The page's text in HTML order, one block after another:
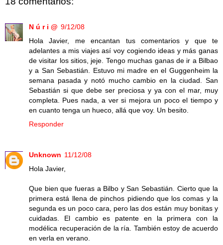
N ú r i @ 9/12/08
Hola Javier, me encantan tus comentarios y que te
adelantes a mis viajes así voy cogiendo ideas y más ganas
de visitar los sitios, jeje. Tengo muchas ganas de ir a Bilbao
y a San Sebastián. Estuvo mi madre en el Guggenheim la
semana pasada y notó mucho cambio en la ciudad. San
Sebastián si que debe ser preciosa y ya con el mar, muy
completa. Pues nada, a ver si mejora un poco el tiempo y
en cuanto tenga un hueco, allá que voy. Un besito.
Responder
Unknown 11/12/08
Hola Javier,
Que bien que fueras a Bilbo y San Sebastián. Cierto que la
primera está llena de pinchos pidiendo que los comas y la
segunda es un poco cara, pero las dos están muy bonitas y
cuidadas. El cambio es patente en la primera con la
modélica recuperación de la ría. También estoy de acuerdo
en verla en verano.